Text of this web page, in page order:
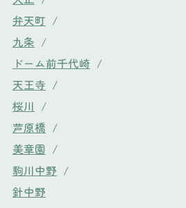
弁天町 /
九条 /
ドーム前千代崎 /
天王寺 /
桜川 /
芦原橋 /
美章園 /
駒川中野 /
針中野